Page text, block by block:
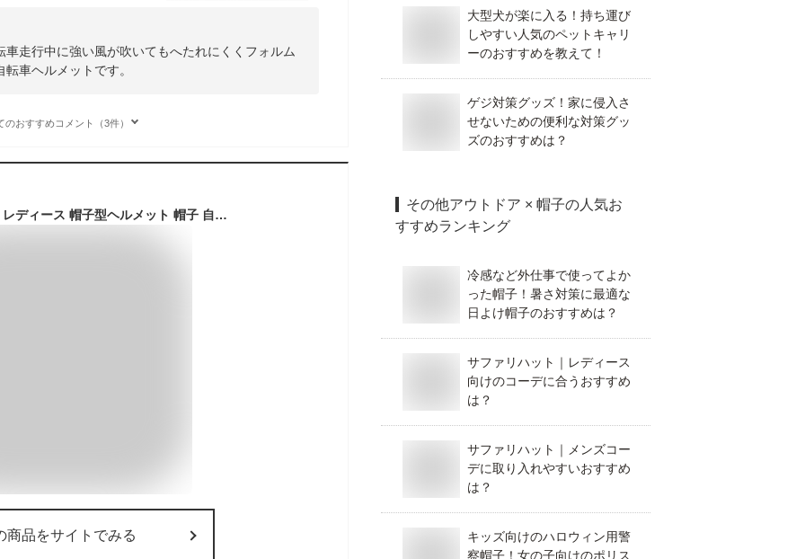
走行中に強い風が吹いてもへたれにくくフォルム
車ヘルメットです。
のおすすめコメント（3件）
UVカット 麦わら帽子 レディース 帽子型ヘルメット 帽子 自転車 ヘルメット 小顔 完全遮光 つば広 麦わら 折り畳み 日よけ 飛ばない おしゃれ ハット型ヘルメット 夏用 超軽量 通気 蒸れない 落下防止 防災 安全 簡易 作業用 軽量ヘルメット 頭部保護帽 紫外線カット
商品をサイトでみる
大型犬が楽に入る！持ち運び
しやすい人気のペットキャリ
ーのおすすめを教えて！
ゲジ対策グッズ！家に侵入さ
せないための便利な対策グッ
ズのおすすめは？
その他アウトドア × 帽子の人気お
すすめランキング
冷感など外仕事で使ってよか
った帽子！暑さ対策に最適な
日よけ帽子のおすすめは？
サファリハット｜レディース
向けのコーデに合うおすすめ
は？
サファリハット｜メンズコー
デに取り入れやすいおすすめ
は？
キッズ向けのハロウィン用警
察帽子！女の子向けのポリス